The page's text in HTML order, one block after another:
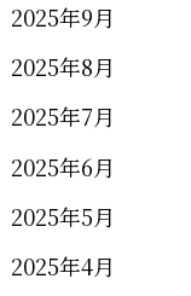
2025年9月
2025年8月
2025年7月
2025年6月
2025年5月
2025年4月